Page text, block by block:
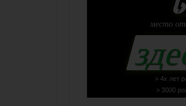
место
> 3000
> 4х лет